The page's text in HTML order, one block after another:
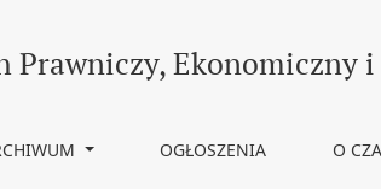
kwestionowanych
Prawniczy, Ekonomiczny
OGŁOSZENIA O